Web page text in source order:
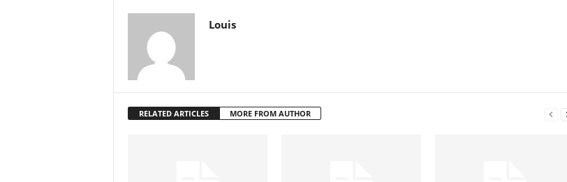
Louis
RELATED ARTICLES MORE FROM AUTHOR